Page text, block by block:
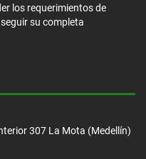
los requerimientos de
su completa
307 La Mota (Medellín)